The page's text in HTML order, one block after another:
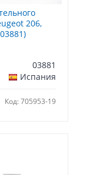
206,
03881
Испания
Код: 705953-19